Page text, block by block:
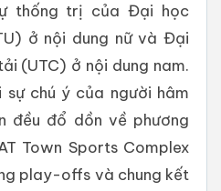
thống trị của Đại học
ở nội dung nữ và Đại
(UTC) ở nội dung nam.
chú ý của người hâm
đều đổ dồn về phương
Town Sports Complex
play-offs và chung kết